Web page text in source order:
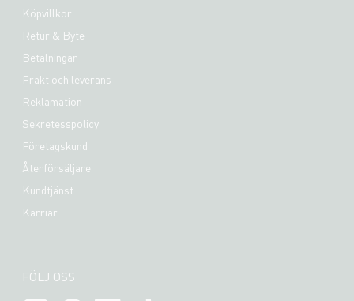
Köpvillkor
Retur & Byte
Betalningar
Frakt och leverans
Reklamation
Sekretesspolicy
Företagskund
Återförsäljare
Kundtjänst
Karriär
FÖLJ OSS